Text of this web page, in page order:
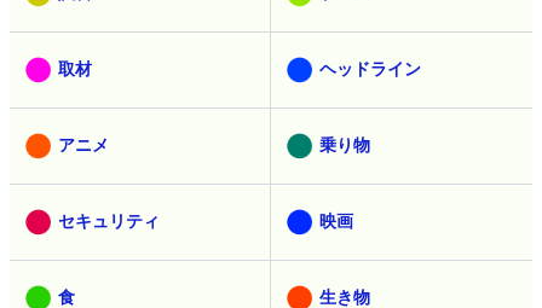
取材 ヘッドライン
アニメ 乗り物
セキュリティ 映画
食 生き物